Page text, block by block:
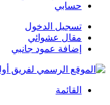
حسابي
تسجيل الدخول
مقال عشوائي
إضافة عمود جانبي
القائمة